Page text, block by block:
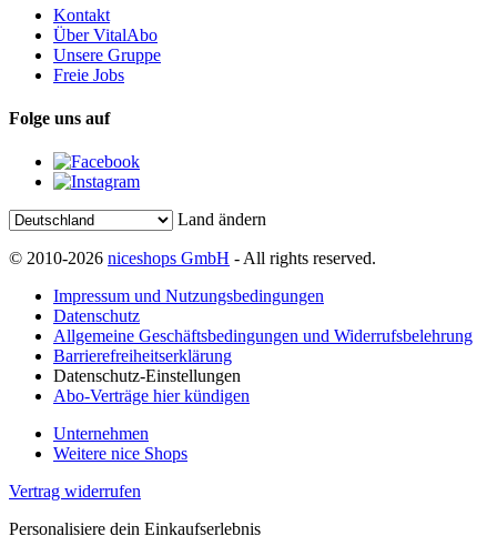
Kontakt
Über VitalAbo
Unsere Gruppe
Freie Jobs
Folge uns auf
Land ändern
© 2010-2026 niceshops GmbH - All rights reserved.
Impressum und Nutzungsbedingungen
Datenschutz
Allgemeine Geschäftsbedingungen und Widerrufsbelehrung
Barrierefreiheitserklärung
Datenschutz-Einstellungen
Abo-Verträge hier kündigen
Unternehmen
Weitere nice Shops
Vertrag widerrufen
Personalisiere dein Einkaufserlebnis